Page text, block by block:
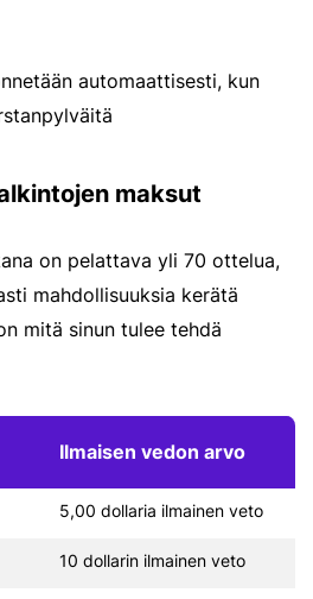
automaattisesti, kun
maksut
on pelattava yli 70 ottelua,
mahdollisuuksia kerätä
mitä sinun tulee tehdä
Ilmaisen vedon arvo
5,00 dollaria ilmainen veto
10 dollarin ilmainen veto